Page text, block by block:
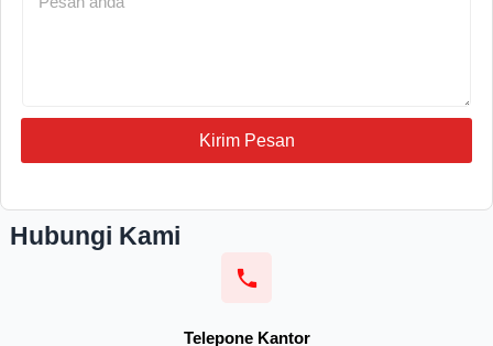
Kirim Pesan
Hubungi Kami
Telepone Kantor